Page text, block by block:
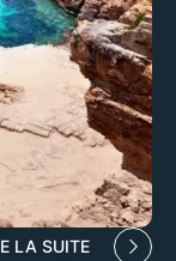
LA SUITE